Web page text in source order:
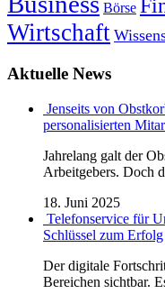
Börse
Wirtschaft
Aktuelle News
Jenseits von
personalisierten
Jahrelang galt der
Arbeitgebers. Doch
18. Juni 2025
Telefonservice für
Schlüssel zum Erfolg
Der digitale
Bereichen sichtbar.